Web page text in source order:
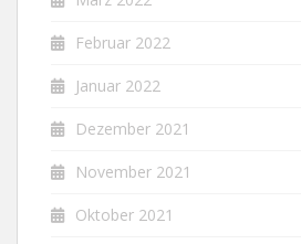
Februar 2022
Januar 2022
Dezember 2021
November 2021
Oktober 2021